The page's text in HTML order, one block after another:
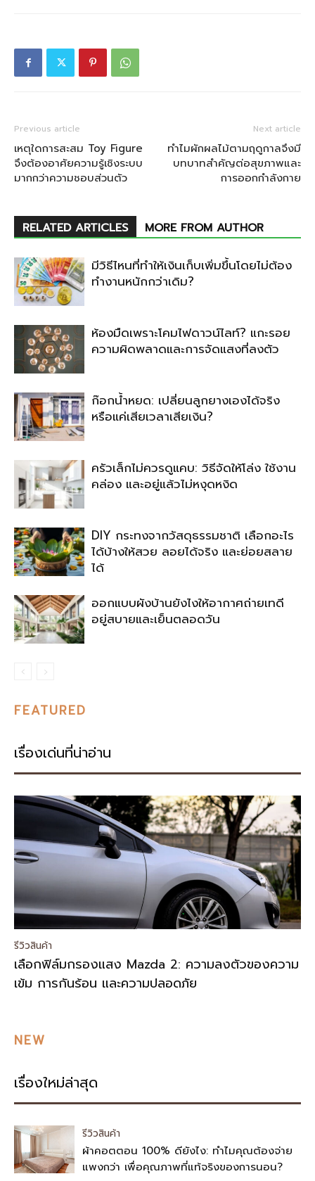
Previous article
เหตุใดการสะสม Toy Figure
จึงต้องอาศัยความรู้เชิงระบบ
มากกว่าความชอบส่วนตัว
Next article
ทำไมผักผลไม้ตามฤดูกาลจึงมี
บทบาทสำคัญต่อสุขภาพและ
การออกกำลังกาย
RELATED ARTICLES MORE FROM AUTHOR
มีวิธีไหนที่ทำให้เงินเก็บเพิ่มขึ้นโดยไม่ต้อง
ทำงานหนักกว่าเดิม?
ห้องมืดเพราะโคมไฟดาวน์ไลท์? แกะรอย
ความผิดพลาดและการจัดแสงที่ลงตัว
ก๊อกน้ำหยด: เปลี่ยนลูกยางเองได้จริง
หรือแค่เสียเวลาเสียเงิน?
ครัวเล็กไม่ควรดูแคบ: วิธีจัดให้โล่ง ใช้งาน
คล่อง และอยู่แล้วไม่หงุดหงิด
DIY กระทงจากวัสดุธรรมชาติ เลือกอะไร
ได้บ้างให้สวย ลอยได้จริง และย่อยสลาย
ได้
ออกแบบผังบ้านยังไงให้อากาศถ่ายเทดี
อยู่สบายและเย็นตลอดวัน
FEATURED
เรื่องเด่นที่น่าอ่าน
รีวิวสินค้า
เลือกฟิล์มกรองแสง Mazda 2: ความลงตัวของความ
เข้ม การกันร้อน และความปลอดภัย
NEW
เรื่องใหม่ล่าสุด
รีวิวสินค้า
ผ้าคอตตอน 100% ดียังไง: ทำไมคุณต้องจ่าย
แพงกว่า เพื่อคุณภาพที่แท้จริงของการนอน?